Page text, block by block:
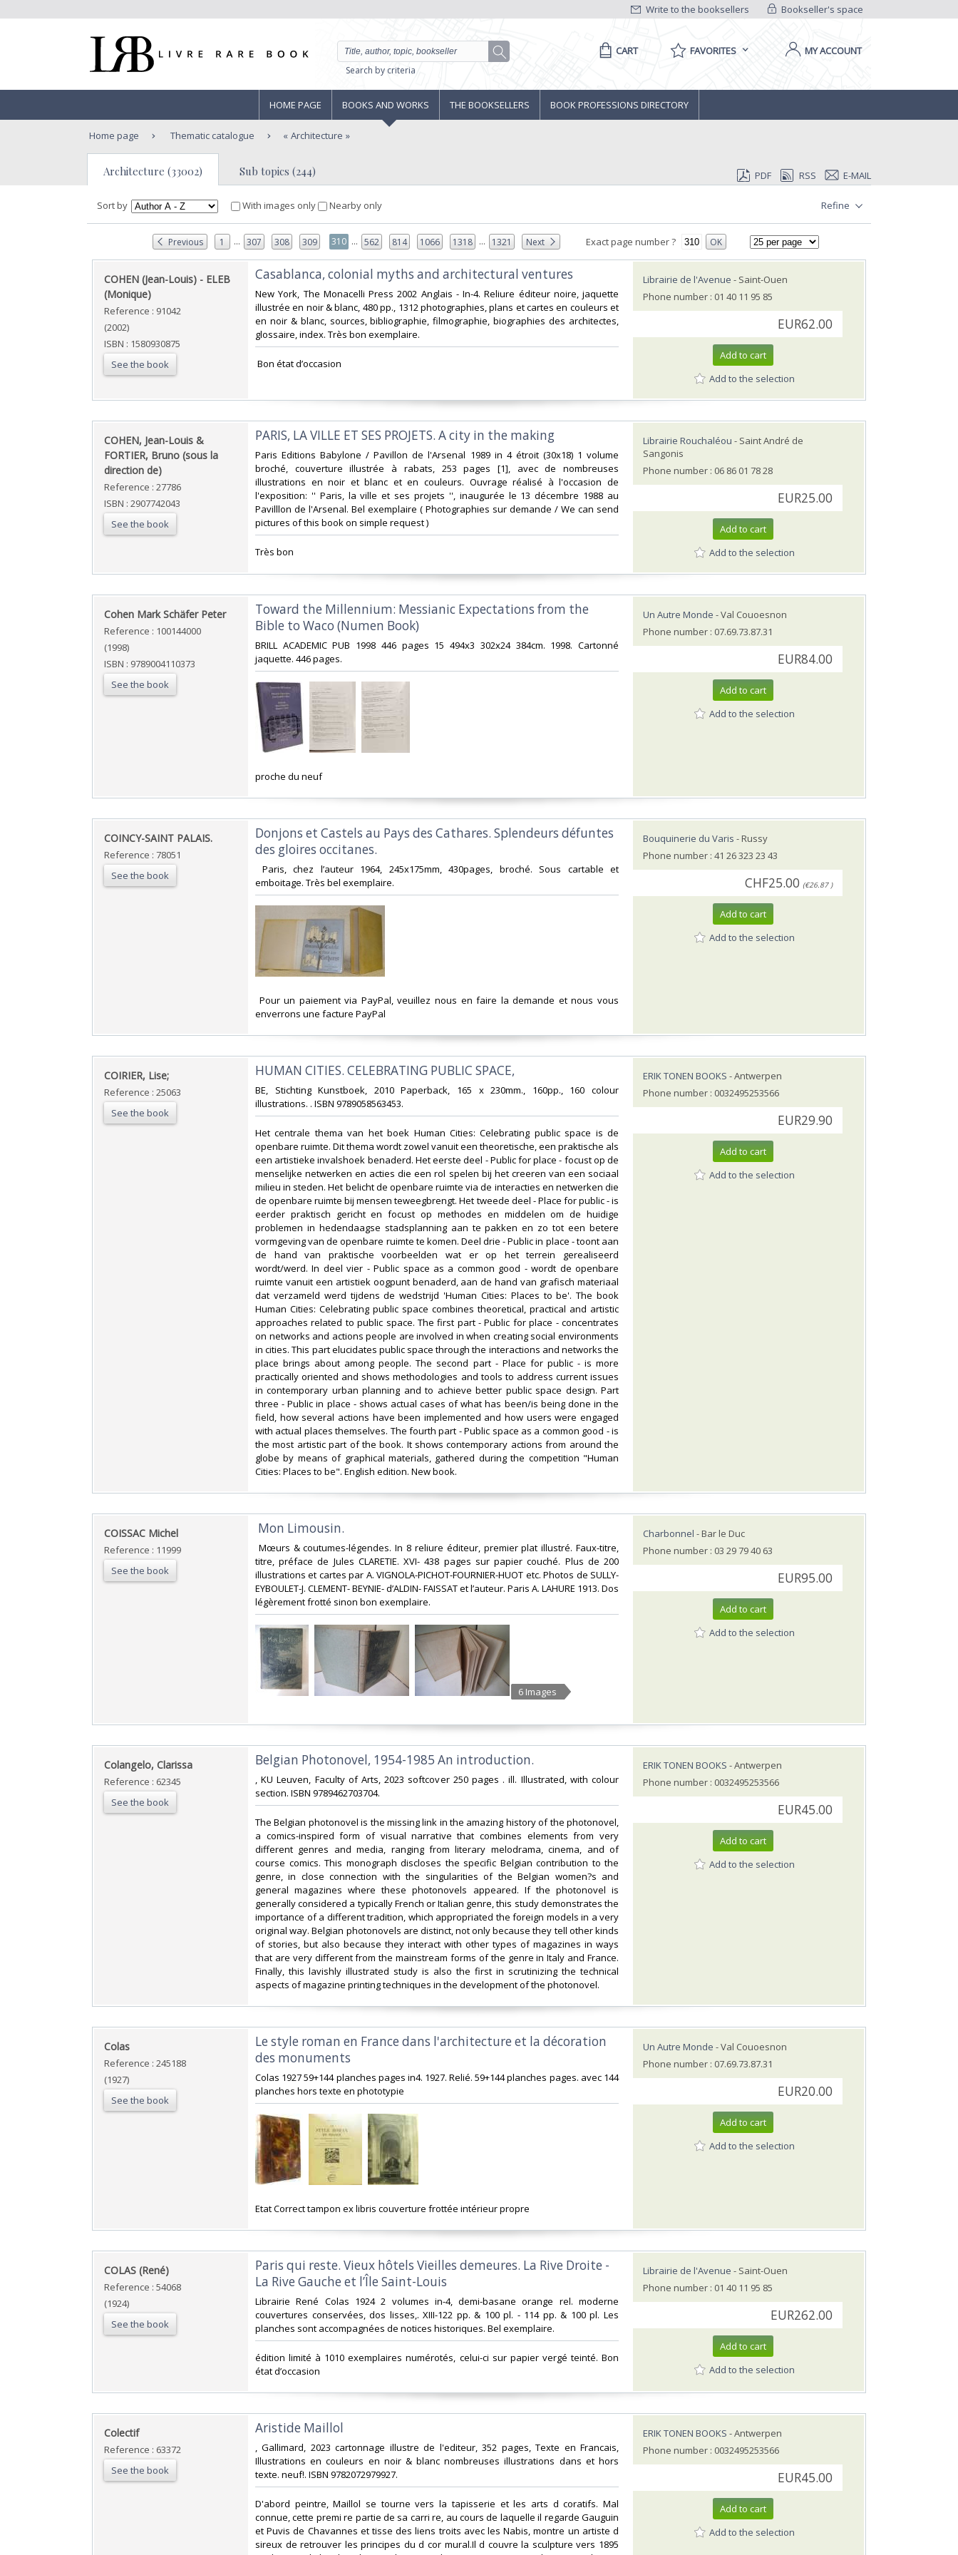
Bookseller's space
Write to the booksellers
Search by criteria
CART FAVORITES MY ACCOUNT
HOME PAGE BOOKS AND WORKS THE BOOKSELLERS BOOK PROFESSIONS DIRECTORY
Home page Thematic catalogue Architecture
Architecture (33002) Sub topics (244) PDF RSS E-MAIL
Sort by With images only Nearby only Refine
Previous 1 ... 307 308 309 310 ... 562 814 1066 1318 ... 1321 Next Exact page number ? OK
‎COHEN (Jean-Louis) - ELEB
(Monique)‎
Reference : 91042
(2002)
ISBN : 1580930875
See the book
‎Casablanca, colonial myths and architectural ventures‎
‎New York, The Monacelli Press 2002 Anglais - In-4. Reliure éditeur noire, jaquette
illustrée en noir & blanc, 480 pp., 1312 photographies, plans et cartes en couleurs et
en noir & blanc, sources, bibliographie, filmographie, biographies des architectes,
glossaire, index. Très bon exemplaire.‎
‎ Bon état d’occasion ‎
Librairie de l'Avenue - Saint-Ouen
Phone number : 01 40 11 95 85
EUR62.00
Add to cart
Add to the selection
‎COHEN, Jean-Louis &
FORTIER, Bruno (sous la
direction de) ‎
Reference : 27786
ISBN : 2907742043
See the book
‎PARIS, LA VILLE ET SES PROJETS. A city in the making ‎
‎Paris Editions Babylone / Pavillon de l'Arsenal 1989 in 4 étroit (30x18) 1 volume
broché, couverture illustrée à rabats, 253 pages [1], avec de nombreuses
illustrations en noir et blanc et en couleurs. Ouvrage réalisé à l'occasion de
l'exposition: '' Paris, la ville et ses projets '', inaugurée le 13 décembre 1988 au
Pavilllon de l'Arsenal. Bel exemplaire ( Photographies sur demande / We can send
pictures of this book on simple request ) ‎
‎Très bon ‎
Librairie Rouchaléou - Saint André de
Sangonis
Phone number : 06 86 01 78 28
EUR25.00
Add to cart
Add to the selection
‎Cohen Mark Schäfer Peter‎
Reference : 100144000
(1998)
ISBN : 9789004110373
See the book
‎Toward the Millennium: Messianic Expectations from the
Bible to Waco (Numen Book)‎
‎BRILL ACADEMIC PUB 1998 446 pages 15 494x3 302x24 384cm. 1998. Cartonné
jaquette. 446 pages.‎
‎proche du neuf‎
Un Autre Monde - Val Couoesnon
Phone number : 07.69.73.87.31
EUR84.00
Add to cart
Add to the selection
‎COINCY-SAINT PALAIS.‎
Reference : 78051
See the book
‎Donjons et Castels au Pays des Cathares. Splendeurs défuntes
des gloires occitanes.‎
‎ Paris, chez l’auteur 1964, 245x175mm, 430pages, broché. Sous cartable et
emboitage. Très bel exemplaire.‎
‎ Pour un paiement via PayPal, veuillez nous en faire la demande et nous vous
enverrons une facture PayPal‎
Bouquinerie du Varis - Russy
Phone number : 41 26 323 23 43
CHF25.00 (€26.87 )
Add to cart
Add to the selection
‎COIRIER, Lise;‎
Reference : 25063
See the book
‎HUMAN CITIES. CELEBRATING PUBLIC SPACE,‎
‎BE, Stichting Kunstboek, 2010 Paperback, 165 x 230mm., 160pp., 160 colour
illustrations. . ISBN 9789058563453.‎
‎Het centrale thema van het boek Human Cities: Celebrating public space is de
openbare ruimte. Dit thema wordt zowel vanuit een theoretische, een praktische als
een artistieke invalshoek benaderd. Het eerste deel - Public for place - focust op de
menselijke netwerken en acties die een rol spelen bij het creeren van een sociaal
milieu in steden. Het belicht de openbare ruimte via de interacties en netwerken die
de openbare ruimte bij mensen teweegbrengt. Het tweede deel - Place for public - is
eerder praktisch gericht en focust op methodes en middelen om de huidige
problemen in hedendaagse stadsplanning aan te pakken en zo tot een betere
vormgeving van de openbare ruimte te komen. Deel drie - Public in place - toont aan
de hand van praktische voorbeelden wat er op het terrein gerealiseerd
wordt/werd. In deel vier - Public space as a common good - wordt de openbare
ruimte vanuit een artistiek oogpunt benaderd, aan de hand van grafisch materiaal
dat verzameld werd tijdens de wedstrijd 'Human Cities: Places to be'. The book
Human Cities: Celebrating public space combines theoretical, practical and artistic
approaches related to public space. The first part - Public for place - concentrates
on networks and actions people are involved in when creating social environments
in cities. This part elucidates public space through the interactions and networks the
place brings about among people. The second part - Place for public - is more
practically oriented and shows methodologies and tools to address current issues
in contemporary urban planning and to achieve better public space design. Part
three - Public in place - shows actual cases of what has been/is being done in the
field, how several actions have been implemented and how users were engaged
with actual places themselves. The fourth part - Public space as a common good - is
the most artistic part of the book. It shows contemporary actions from around the
globe by means of graphical materials, gathered during the competition "Human
Cities: Places to be". English edition. New book.‎
ERIK TONEN BOOKS - Antwerpen
Phone number : 0032495253566
EUR29.90
Add to cart
Add to the selection
‎COISSAC Michel ‎
Reference : 11999
See the book
‎ Mon Limousin.‎
‎ Mœurs & coutumes-légendes. In 8 reliure éditeur, premier plat illustré. Faux-titre,
titre, préface de Jules CLARETIE. XVI- 438 pages sur papier couché. Plus de 200
illustrations et cartes par A. VIGNOLA-PICHOT-FOURNIER-HUOT etc. Photos de SULLY-
EYBOULET-J. CLEMENT- BEYNIE- d’ALDIN- FAISSAT et l’auteur. Paris A. LAHURE 1913. Dos
légèrement frotté sinon bon exemplaire.‎
6 Images
Charbonnel - Bar le Duc
Phone number : 03 29 79 40 63
EUR95.00
Add to cart
Add to the selection
‎Colangelo, Clarissa‎
Reference : 62345
See the book
‎Belgian Photonovel, 1954-1985 An introduction.‎
‎, KU Leuven, Faculty of Arts, 2023 softcover 250 pages . ill. Illustrated, with colour
section. ISBN 9789462703704.‎
‎The Belgian photonovel is the missing link in the amazing history of the photonovel,
a comics-inspired form of visual narrative that combines elements from very
different genres and media, ranging from literary melodrama, cinema, and of
course comics. This monograph discloses the specific Belgian contribution to the
genre, in close connection with the singularities of the Belgian women?s and
general magazines where these photonovels appeared. If the photonovel is
generally considered a typically French or Italian genre, this study demonstrates the
importance of a different tradition, which appropriated the foreign models in a very
original way. Belgian photonovels are distinct, not only because they tell other kinds
of stories, but also because they interact with other types of magazines in ways
that are very different from the mainstream forms of the genre in Italy and France.
Finally, this lavishly illustrated study is also the first in scrutinizing the technical
aspects of magazine printing techniques in the development of the photonovel.‎
ERIK TONEN BOOKS - Antwerpen
Phone number : 0032495253566
EUR45.00
Add to cart
Add to the selection
‎Colas‎
Reference : 245188
(1927)
See the book
‎Le style roman en France dans l'architecture et la décoration
des monuments‎
‎Colas 1927 59+144 planches pages in4. 1927. Relié. 59+144 planches pages. avec 144
planches hors texte en phototypie‎
‎Etat Correct tampon ex libris couverture frottée intérieur propre‎
Un Autre Monde - Val Couoesnon
Phone number : 07.69.73.87.31
EUR20.00
Add to cart
Add to the selection
‎COLAS (René)‎
Reference : 54068
(1924)
See the book
‎Paris qui reste. Vieux hôtels Vieilles demeures. La Rive Droite -
La Rive Gauche et l’Île Saint-Louis‎
‎Librairie René Colas 1924 2 volumes in-4, demi-basane orange rel. moderne
couvertures conservées, dos lisses,. XIII-122 pp. & 100 pl. - 114 pp. & 100 pl. Les
planches sont accompagnées de notices historiques. Bel exemplaire.‎
‎édition limité à 1010 exemplaires numérotés, celui-ci sur papier vergé teinté. Bon
état d’occasion ‎
Librairie de l'Avenue - Saint-Ouen
Phone number : 01 40 11 95 85
EUR262.00
Add to cart
Add to the selection
‎Colectif‎
Reference : 63372
See the book
‎Aristide Maillol‎
‎, Gallimard, 2023 cartonnage illustre de l'editeur, 352 pages, Texte en Francais,
Illustrations en couleurs en noir & blanc nombreuses illustrations dans et hors
texte. neuf!. ISBN 9782072979927.‎
‎D'abord peintre, Maillol se tourne vers la tapisserie et les arts d coratifs. Mal
connue, cette premi re partie de sa carri re, au cours de laquelle il regarde Gauguin
et Puvis de Chavannes et tisse des liens troits avec les Nabis, montre un artiste d
sireux de retrouver les principes du d cor mural.Il d couvre la sculpture vers 1895
ERIK TONEN BOOKS - Antwerpen
Phone number : 0032495253566
EUR45.00
Add to cart
Add to the selection